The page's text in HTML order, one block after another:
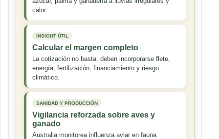
calor.
INSIGHT ÚTIL
Calcular el margen completo
La cotización no basta: deben incorporarse flete,
energía, fertilización, financiamiento y riesgo
climático.
SANIDAD Y PRODUCCIÓN
Vigilancia reforzada sobre aves y
ganado
Australia monitorea influenza aviar en fauna